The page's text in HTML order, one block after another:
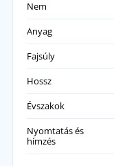
Nem
Anyag
Fajsúly
Hossz
Évszakok
Nyomtatás és
hímzés